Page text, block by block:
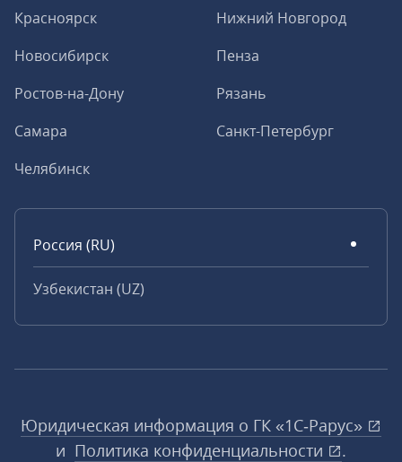
Красноярск
Нижний Новгород
Новосибирск
Пенза
Ростов-на-Дону
Рязань
Самара
Санкт-Петербург
Челябинск
Россия (RU)
Узбекистан (UZ)
Юридическая информация о ГК «1С‑Рарус»
и Политика конфиденциальности
.